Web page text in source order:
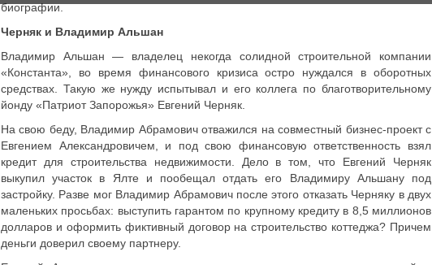
биографии.
Черняк и Владимир Альшан
Владимир Альшан — владелец некогда солидной строительной компании
«Константа», во время финансового кризиса остро нуждался в оборотных
средствах. Такую же нужду испытывал и его коллега по благотворительному
йонду «Патриот Запорожья» Евгений Черняк.
На свою беду, Владимир Абрамович отважился на совместный бизнес-проект с
Евгением Александровичем, и под свою финансовую ответственность взял
кредит для строительства недвижимости. Дело в том, что Евгений Черняк
выкупил участок в Ялте и пообещал отдать его Владимиру Альшану под
застройку. Разве мог Владимир Абрамович после этого отказать Черняку в двух
маленьких просьбах: выступить гарантом по крупному кредиту в 8,5 миллионов
долларов и оформить фиктивный договор на строительство коттеджа? Причем
деньги доверил своему партнеру.